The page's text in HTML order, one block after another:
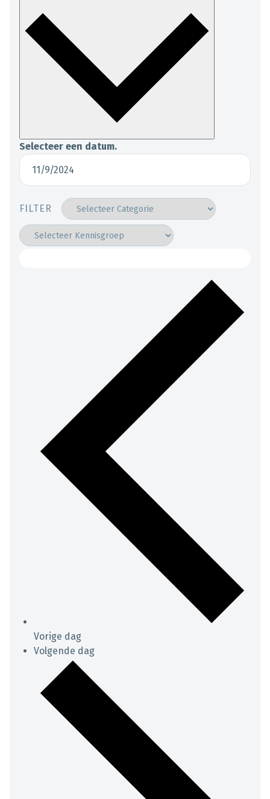
Selecteer een datum.
FILTER
Vorige dag
Volgende dag